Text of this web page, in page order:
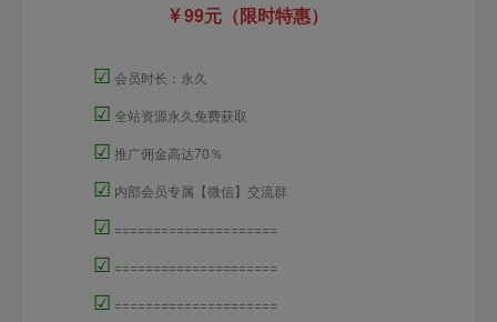
99元（限时特惠）
☑ 会员时长：永久
☑ 全站资源永久免费获取
☑ 推广佣金高达70％
☑ 内部会员专属【微信】交流群
☑ =====================
☑ =====================
☑ =====================